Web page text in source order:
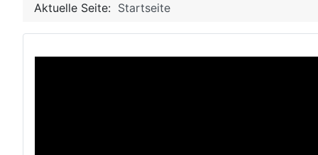
Aktuelle Seite: Startseite